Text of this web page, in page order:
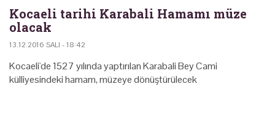
Kocaeli tarihi Karabali Hamamı müze
olacak
13.12.2016 SALI - 18:42
Kocaeli'de 1527 yılında yaptırılan Karabali Bey Cami
külliyesindeki hamam, müzeye dönüştürülecek